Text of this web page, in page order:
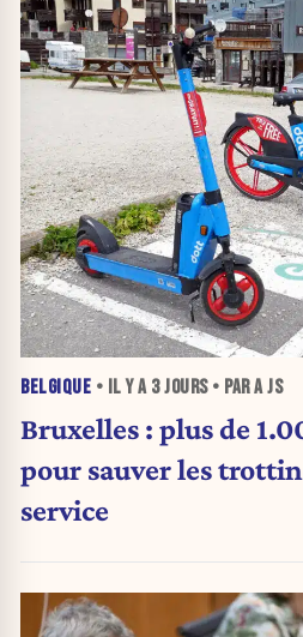
BELGIQUE • IL Y A 3 JOURS• PAR A JS
Bruxelles : plus de
pour sauver les
service